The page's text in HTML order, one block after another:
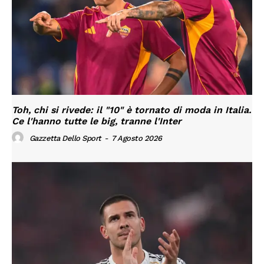
Toh, chi si rivede: il "10" è tornato di moda in Italia.
Ce l'hanno tutte le big, tranne l'Inter
Gazzetta Dello Sport - 7 Agosto 2026